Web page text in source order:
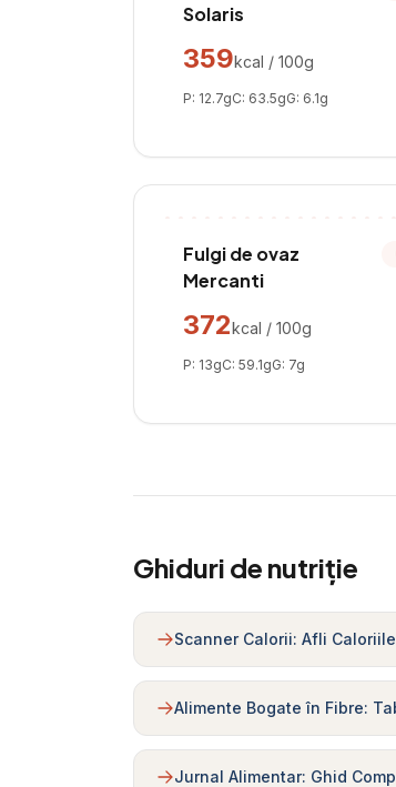
Solaris
359kcal / 100g
P: 12.7gC: 63.5gG: 6.1g
Fulgi de ovaz
Mercanti
372kcal / 100g
P: 13gC: 59.1gG: 7g
Ghiduri de nutriție
Scanner Calorii: Afli
Alimente Bogate în Fibre:
Jurnal Alimentar: Ghid